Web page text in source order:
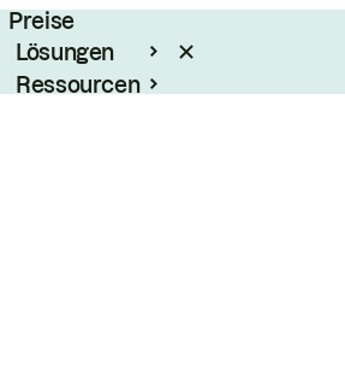
Preise
Lösungen
Ressourcen